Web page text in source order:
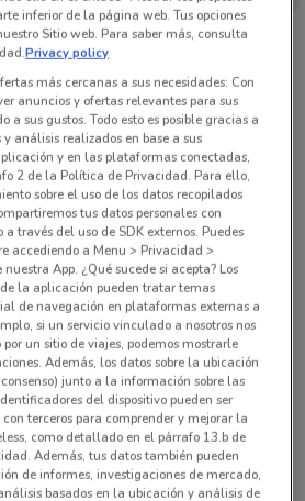
y horarios
Benito Juárez (cdmx)
Álvaro Obregón (cdmx)
S/N Col. Tránsito Del Cuauhtémoc
559 Cuauhtémoc (cdmx)
Camacho 467 Naucalpan
inferior de la página web. Tus opciones
Sitio web. Para saber más, consulta
Privacy policy
más cercanas a sus necesidades: Con
anuncios y ofertas relevantes para sus
a sus gustos. Todo esto es posible gracias a
análisis realizados en base a sus
y en las plataformas conectadas,
2 de la Política de Privacidad. Para ello,
sobre el uso de los datos recopilados
tus datos personales con
través del uso de SDK externos. Puedes
accediendo a Menu > Privacidad >
App. ¿Qué sucede si acepta? Los
la aplicación pueden tratar temas
de navegación en plataformas externas a
si un servicio vinculado a nosotros nos
un sitio de viajes, podemos mostrarle
Además, los datos sobre la ubicación
junto a la información sobre las
del dispositivo pueden ser
terceros para comprender y mejorar la
como detallado en el párrafo 13.b de
Además, tus datos también pueden
de informes, investigaciones de mercado,
basados en la ubicación y análisis de